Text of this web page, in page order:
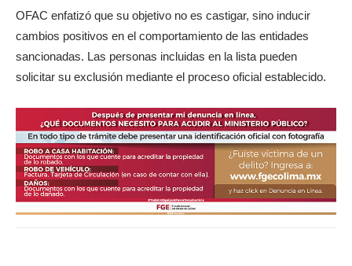
OFAC enfatizó que su objetivo no es castigar, sino inducir
cambios positivos en el comportamiento de las entidades
sancionadas. Las personas incluidas en la lista pueden
solicitar su exclusión mediante el proceso oficial establecido.